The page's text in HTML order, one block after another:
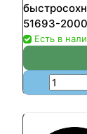
51693-
Есть в